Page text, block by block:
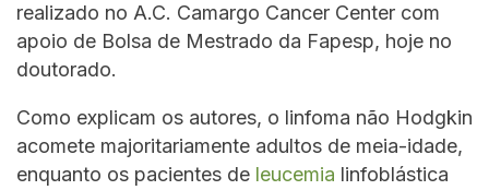
realizado no A.C. Camargo Cancer Center com
apoio de Bolsa de Mestrado da Fapesp, hoje no
doutorado.
Como explicam os autores, o linfoma não Hodgkin
acomete majoritariamente adultos de meia-idade,
enquanto os pacientes de leucemia linfoblástica